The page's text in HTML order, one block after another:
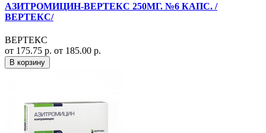
АЗИТРОМИЦИН-ВЕРТЕКС 250МГ. №6 КАПС. /
ВЕРТЕКС/
ВЕРТЕКС
от 175.75 р. от 185.00 р.
В корзину